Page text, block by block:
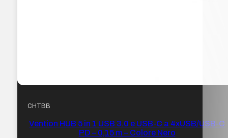
CHTBB
Vention HUB 5 in 1 USB 3.0 e USB-C a 4xUSB/USB-C
PD – 0,15 m – Colore Nero